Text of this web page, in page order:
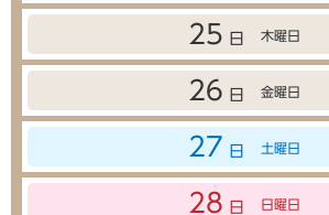
25 日 木曜日
26 日 金曜日
27 日 土曜日
28 日 日曜日